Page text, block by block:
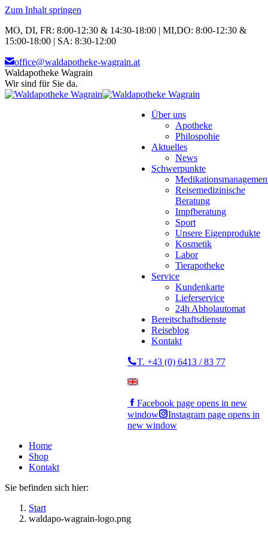
Zum Inhalt springen
MO, DI, FR: 8:00-12:30 & 14:30-18:00 | MI,DO: 8:00-12:30 &
15:00-18:00 | SA: 8:30-12:00
office@waldapotheke-wagrain.at
Waldapotheke Wagrain
Wir sind für Sie da.
Über uns
Apotheke
Philospohie
Aktuelles
News
Schwerpunkte
Reisemedizinische
Beratung
Impfberatung
Sport
Unsere Eigenprodukte
Kosmetik
Labor
Tierapotheke
Service
Kundenkarte
Lieferservice
24h Abholautomat
Bereitschaftsdienste
Reiseblog
Kontakt
T. +43 (0) 6413 / 83 77
Facebook page opens in new
window
Instagram page opens in
new window
Home
Shop
Kontakt
Sie befinden sich hier:
Start
waldapo-wagrain-logo.png